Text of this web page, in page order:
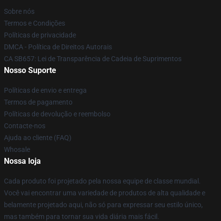
Sobre nós
Termos e Condições
Políticas de privacidade
DMCA - Política de Direitos Autorais
CA SB657: Lei de Transparência de Cadeia de Suprimentos
Nosso Suporte
Políticas de envio e entrega
Termos de pagamento
Políticas de devolução e reembolso
Contacte-nos
Ajuda ao cliente (FAQ)
Whosale
Nossa loja
Cada produto foi projetado pela nossa equipe de classe mundial.
Você vai encontrar uma variedade de produtos de alta qualidade e
belamente projetado aqui, não só para expressar seu estilo único,
mas também para tornar sua vida diária mais fácil.